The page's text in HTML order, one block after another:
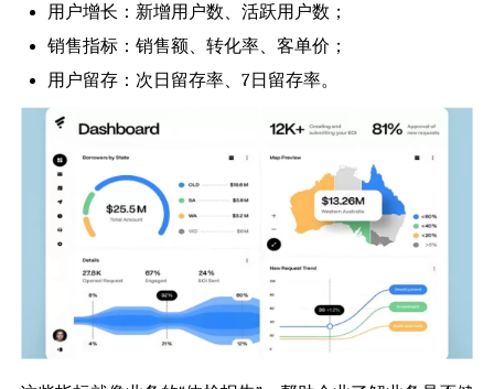
用户增长：新增用户数、活跃用户数；
销售指标：销售额、转化率、客单价；
用户留存：次日留存率、7日留存率。